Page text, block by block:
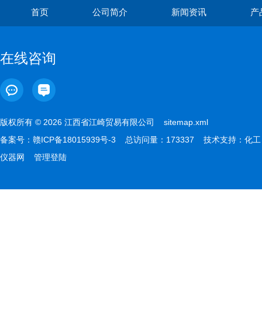
首页 公司简介 新闻资讯 产
在线咨询
版权所有 © 2026 江西省江崎贸易有限公司 sitemap.xml
备案号： 赣ICP备18015939号-3 总访问量：173337 技术支持： 化工
仪器网
管理登陆